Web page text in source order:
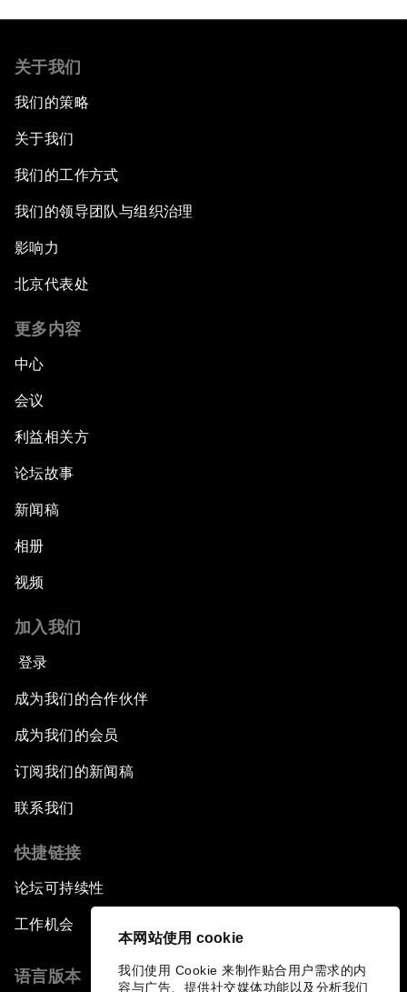
本网站使用 cookie
我们使用 Cookie 来制作贴合用户需求的内
容与广告、提供社交媒体功能以及分析我们
关于我们
我们的策略
关于我们
我们的工作方式
我们的领导团队与组织治理
影响力
北京代表处
更多内容
中心
会议
利益相关方
论坛故事
新闻稿
相册
视频
加入我们
登录
成为我们的合作伙伴
成为我们的会员
订阅我们的新闻稿
联系我们
快捷链接
论坛可持续性
工作机会
语言版本